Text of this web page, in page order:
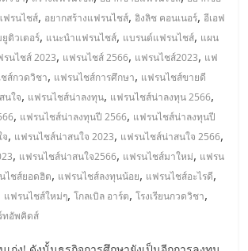
ฟรนไชส์, อยากสร้างแฟรนไชส์,อิงลิช คอนเนอร์,อีเอฟ
ยูติวเตอร์, แนะนำแฟรนไชส์, แบรนด์แฟรนไชส์, แผน
รนไชส์ 2023, แฟรนไชส์ 2566, แฟรนไชส์2023, แฟ
ส์กวดวิชา, แฟรนไชส์การศึกษา, แฟรนไชส์ขายดี
นใจ, แฟรนไชส์น่าลงทุน, แฟรนไชส์น่าลงทุน 2566,
, แฟรนไชส์น่าลงทุนปี 2566, แฟรนไชส์น่าลงทุนปี
, แฟรนไชส์น่าสนใจ 2023, แฟรนไชส์น่าสนใจ 2566,
, แฟรนไชส์น่าสนใจ2566, แฟรนไชส์มาใหม่, แฟรน
ไชส์ยอดฮิต, แฟรนไชส์ลงทุนน้อย, แฟรนไชส์อะไรดี,
แฟรนไชส์ใหม่ๆ,โกลเบิล อาร์ต,โรงเรียนกวดวิชา,
ทอัพคิดส์